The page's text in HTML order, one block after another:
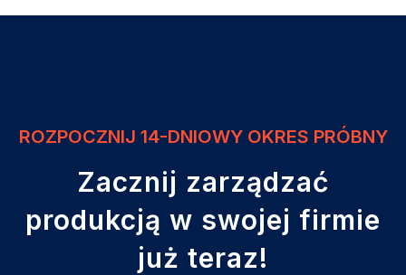
ROZPOCZNIJ 14-DNIOWY OKRES PRÓBNY
Zacznij zarządzać
produkcją w swojej firmie
już teraz!